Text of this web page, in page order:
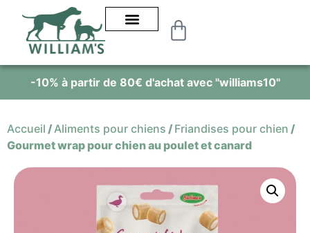
-10% à partir de 80€ d'achat avec "williams10"
Accueil / Aliments pour chiens / Friandises pour chien /
Gourmet wrap pour chien au poulet et canard